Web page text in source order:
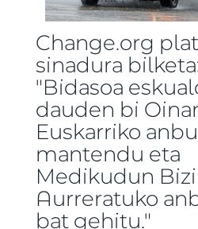
Change.org
sinadura
"Bidasoa
dauden bi
Euskarriko
mantendu eta
Medikudun
Aurreratuko
bat gehitu."